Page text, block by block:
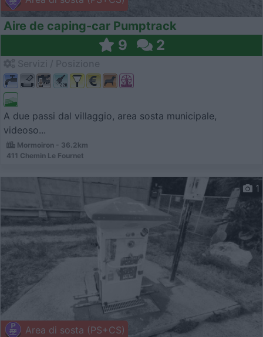
Aire de caping-car Pumptrack
9 2
A due passi dal villaggio, area sosta municipale,
videoso...
Mormoiron - 36.2km
411 Chemin Le Fournet
Area di sosta (PS+CS)
1